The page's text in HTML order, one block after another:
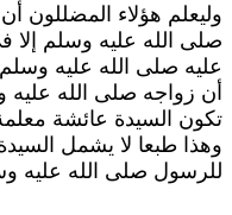
هؤلاء المضللون
الله عليه وسلم إلا
صلى الله عليه وسلم
زواجه صلى الله عليه
السيدة عائشة معلمة
طبعا لا يشمل السيدة
صلى الله عليه